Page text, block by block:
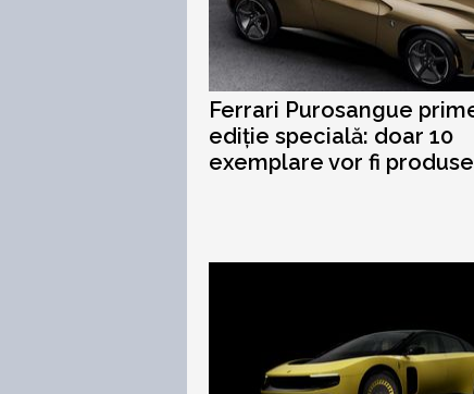
Ferrari Purosangue
ediție specială: doar 10
exemplare vor fi produse